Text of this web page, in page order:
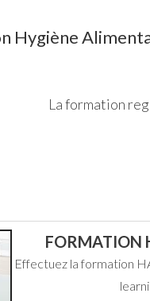
Hygiène
La formation
FORMATION
Effectuez la formation